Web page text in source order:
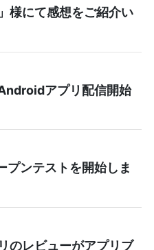
様にて感想をご紹介い
アプリ配信開始
ンテストを開始しま
のレビューがアプリブ